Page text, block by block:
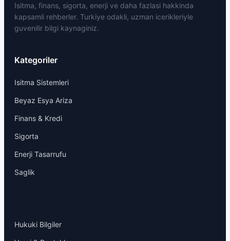
Isitma, finans, sigorta, enerji ve daha fazlasi hakkinda
kapsamli rehberler. Turkiye odakli, uzman icerikleriyle
guvenilir bilgi kaynaginiz.
Kategoriler
Isitma Sistemleri
Beyaz Esya Ariza
Finans & Kredi
Sigorta
Enerji Tasarrufu
Saglik
Hukuki Bilgiler